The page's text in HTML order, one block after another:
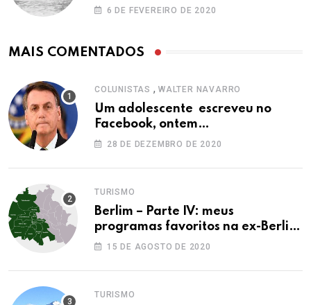
6 DE FEVEREIRO DE 2020
MAIS COMENTADOS
COLUNISTAS , WALTER NAVARRO
Um adolescente escreveu no
Facebook, ontem…
28 DE DEZEMBRO DE 2020
TURISMO
Berlim – Parte IV: meus
programas favoritos na ex-Berlim
Ocidental
15 DE AGOSTO DE 2020
TURISMO